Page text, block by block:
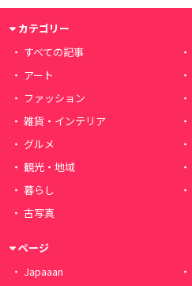
カテゴリー
すべての記事
アート
ファッション
雑貨・インテリア
グルメ
観光・地域
暮らし
古写真
ページ
Japaaan